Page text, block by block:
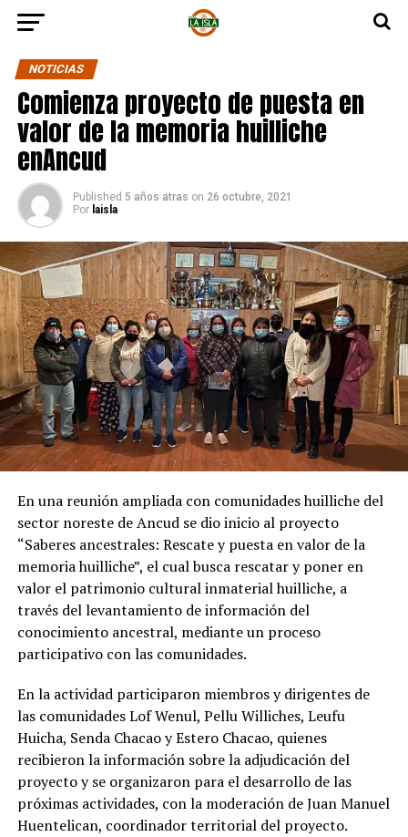
NOTICIAS
Comienza proyecto de puesta en
valor de la memoria huilliche
enAncud
Published 5 años atras on 26 octubre, 2021
Por laisla
En una reunión ampliada con comunidades huilliche del
sector noreste de Ancud se dio inicio al proyecto
“Saberes ancestrales: Rescate y puesta en valor de la
memoria huilliche”, el cual busca rescatar y poner en
valor el patrimonio cultural inmaterial huilliche, a
través del levantamiento de información del
conocimiento ancestral, mediante un proceso
participativo con las comunidades.
En la actividad participaron miembros y dirigentes de
las comunidades Lof Wenul, Pellu Williches, Leufu
Huicha, Senda Chacao y Estero Chacao, quienes
recibieron la información sobre la adjudicación del
proyecto y se organizaron para el desarrollo de las
próximas actividades, con la moderación de Juan Manuel
Huentelican, coordinador territorial del proyecto.